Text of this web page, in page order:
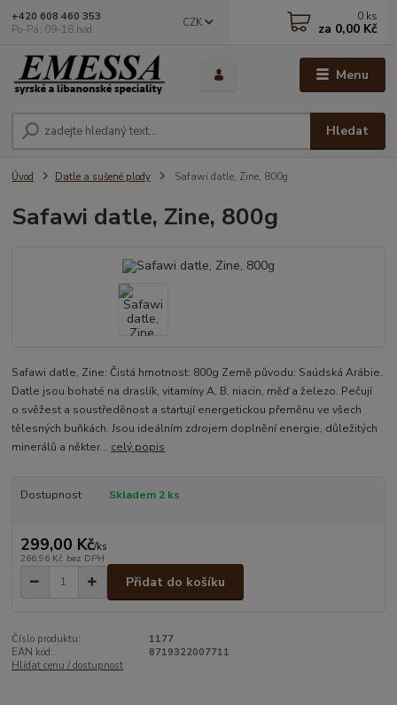
Menu
CZK
Hledat
+420 608 460 353
Po-Pá: 09-18 hod.
0 ks
za 0,00 Kč
Úvod Datle a sušené plody Safawi datle, Zine, 800g
Safawi datle, Zine, 800g
Safawi datle, Zine: Čistá hmotnost: 800g Země původu: Saúdská Arábie.
Datle jsou bohaté na draslík, vitamíny A, B, niacin, měď a železo. Pečují
o svěžest a soustředěnost a startují energetickou přeměnu ve všech
tělesných buňkách. Jsou ideálním zdrojem doplnění energie, důležitých
minerálů a někter... celý popis
Dostupnost Skladem 2 ks
299,00 Kč/ks
266,96 Kč bez DPH
Přidat do košíku
Číslo produktu:
1177
EAN kód:
8719322007711
Hlídat cenu / dostupnost